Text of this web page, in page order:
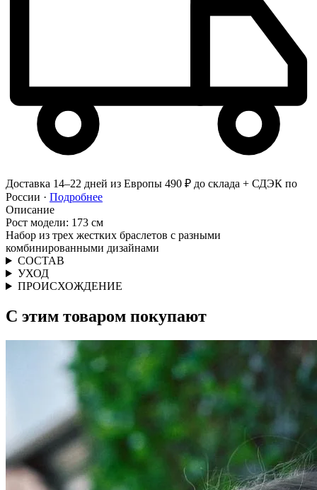
Доставка 14–22 дней из Европы 490 ₽ до склада + СДЭК по
России · Подробнее
Описание
Рост модели: 173 см
Набор из трех жестких браслетов с разными
комбинированными дизайнами
СОСТАВ
УХОД
ПРОИСХОЖДЕНИЕ
С этим товаром покупают